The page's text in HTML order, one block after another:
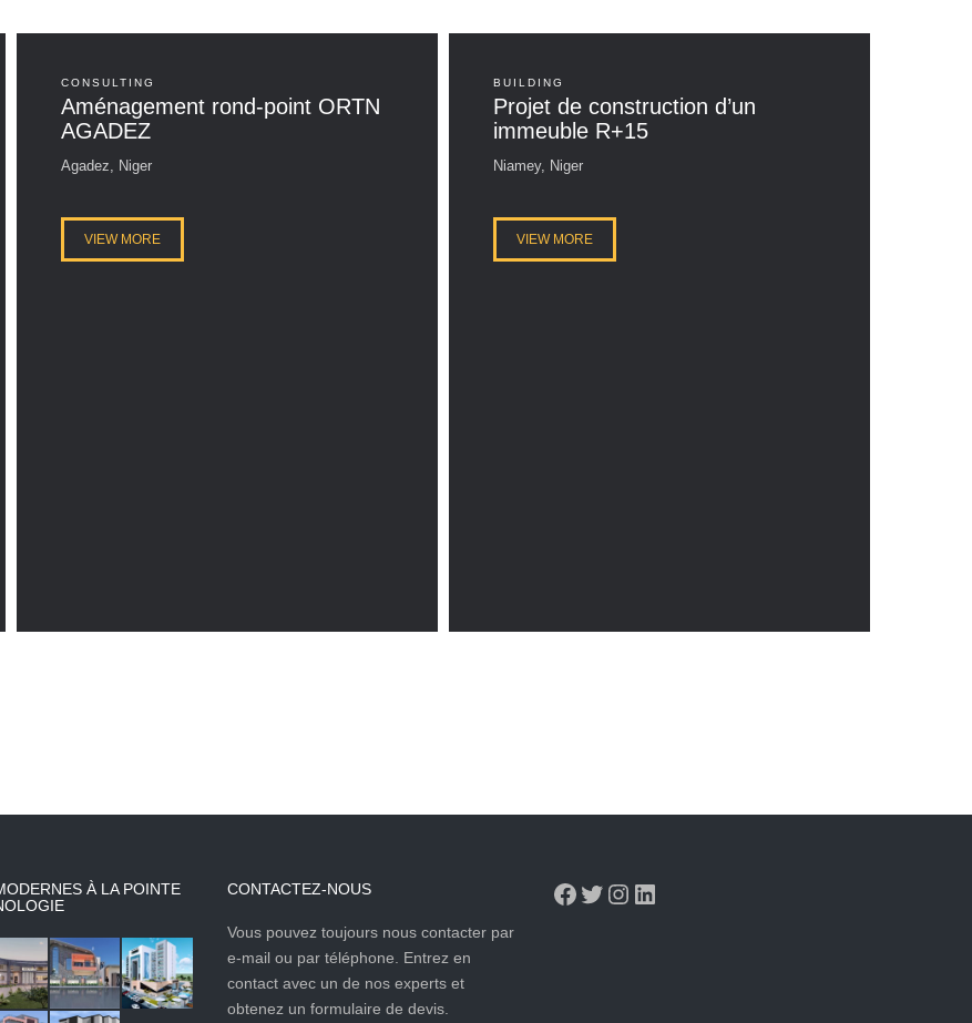
CONSULTING
Aménagement rond-point ORTN
AGADEZ
Agadez, Niger
VIEW MORE
BUILDING
Projet de construction d’un
immeuble R+15
Niamey, Niger
VIEW MORE
À LA POINTE
CONTACTEZ-NOUS
Vous pouvez toujours nous contacter par
e-mail ou par téléphone. Entrez en
contact avec un de nos experts et
obtenez un formulaire de devis.
Facebook
Twitter
Instagram
LinkedIn